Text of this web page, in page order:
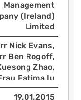
Management
(Ireland)
Limited
Nick Evans,
Ben Rogoff,
Zhao,
Fatima Iu
19.01.2015